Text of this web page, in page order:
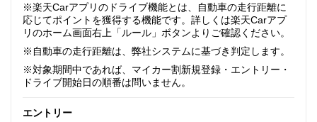
※楽天Carアプリのドライブ機能とは、自動車の走行距離に
応じてポイントを獲得する機能です。詳しくは楽天Carアプ
リのホーム画面右上「ルール」ボタンよりご確認ください。
※自動車の走行距離は、弊社システムに基づき判定します。
※対象期間中であれば、マイカー割新規登録・エントリー・
ドライブ開始日の順番は問いません。
エントリー